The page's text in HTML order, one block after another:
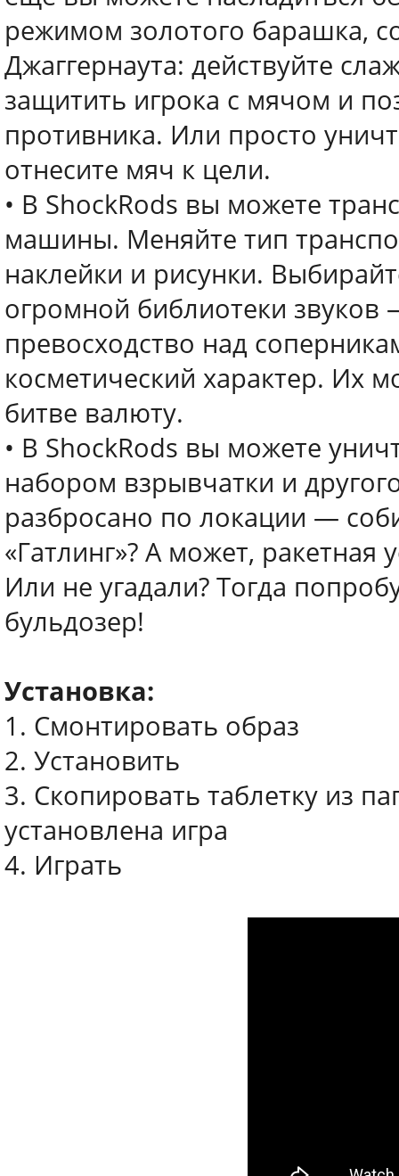
режимом золотого барашка,
Джаггернаута: действуйте
защитить игрока с мячом и
противника. Или просто
отнесите мяч к цели.
• В ShockRods вы можете
машины. Меняйте тип
наклейки и рисунки.
огромной библиотеки звуков
превосходство над
косметический характер. Их
битве валюту.
• В ShockRods вы можете
набором взрывчатки и
разбросано по локации —
«Гатлинг»? А может, ракетная
Или не угадали? Тогда
бульдозер!
Установка:
1. Смонтировать образ
2. Установить
3. Скопировать таблетку из
установлена игра
4. Играть